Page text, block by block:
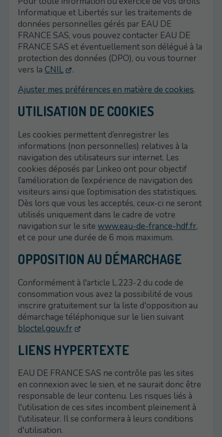
Informatique et Libertés sur les traitements de
données personnelles gérés par EAU DE
FRANCE SAS, vous pouvez contacter EAU DE
FRANCE SAS et éventuellement son délégué à la
protection des données (DPO), ou vous tourner
vers laCNIL
.
Ajuster mes préférences en matière de cookies.
UTILISATION DE COOKIES
Les cookies permettent d’enregistrer les
informations (non personnelles) relatives à la
navigation des utilisateurs sur internet. Les
cookies déposés par Linkeo ont pour objectif
l’amélioration de l’expérience de navigation des
visiteurs ainsi que l’optimisation des statistiques.
Dès lors que vous les acceptés, ceux-ci ne seront
utilisés uniquement dans le cadre de votre
navigation sur le site www.eau-de-france-hdf.fr,
et ce pour une durée de 6 mois maximum.
OPPOSITION AU DÉMARCHAGE
Conformément à l'article L.223-2 du code de
consommation vous avez la possibilité de vous
inscrire gratuitement sur la liste d'opposition au
démarchage téléphonique sur le lien suivant
bloctel.gouv.fr
LIENS HYPERTEXTE
EAU DE FRANCE SAS ne contrôle pas les sites
en connexion avec le sien, et ne saurait donc être
responsable de leur contenu. Les risques liés à
l'utilisation de ces sites incombent pleinement à
l'utilisateur. Il se conformera à leurs conditions
d'utilisation.